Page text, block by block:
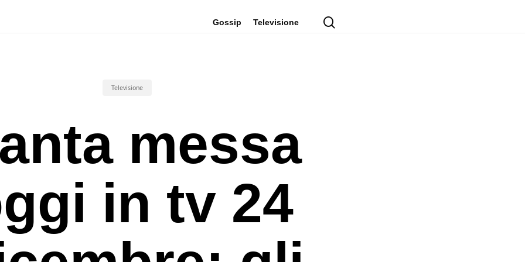
Gossip Televisione
Televisione
messa
in tv 24